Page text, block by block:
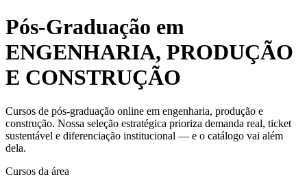
Pós-Graduação em
ENGENHARIA, PRODUÇÃO
E CONSTRUÇÃO
Cursos de pós-graduação online em engenharia, produção e
construção. Nossa seleção estratégica prioriza demanda real, ticket
sustentável e diferenciação institucional — e o catálogo vai além
dela.
Cursos da área